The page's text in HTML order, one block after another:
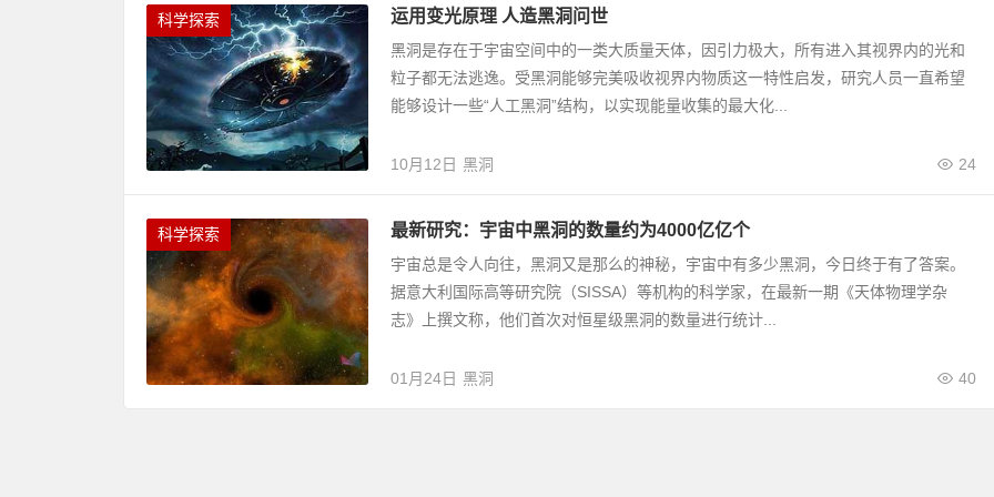
科学探索 运用变光原理 人造黑洞问世
黑洞是存在于宇宙空间中的一类大质量天体，因引力极大，所有进入其视界内的光和
粒子都无法逃逸。受黑洞能够完美吸收视界内物质这一特性启发，研究人员一直希望
能够设计一些“人工黑洞”结构，以实现能量收集的最大化...
10月12日 24
黑洞
科学探索 最新研究：宇宙中黑洞的数量约为4000亿亿个
宇宙总是令人向往，黑洞又是那么的神秘，宇宙中有多少黑洞，今日终于有了答案。
据意大利国际高等研究院（SISSA）等机构的科学家，在最新一期《天体物理学杂
志》上撰文称，他们首次对恒星级黑洞的数量进行统计...
01月24日 40
黑洞